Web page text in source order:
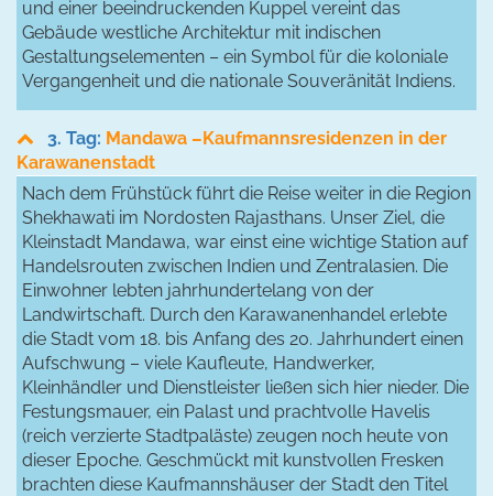
und einer beeindruckenden Kuppel vereint das
Gebäude westliche Architektur mit indischen
Gestaltungselementen – ein Symbol für die koloniale
Vergangenheit und die nationale Souveränität Indiens.
3. Tag: Mandawa –Kaufmannsresidenzen in der
Karawanenstadt
Nach dem Frühstück führt die Reise weiter in die Region
Shekhawati im Nordosten Rajasthans. Unser Ziel, die
Kleinstadt Mandawa, war einst eine wichtige Station auf
Handelsrouten zwischen Indien und Zentralasien. Die
Einwohner lebten jahrhundertelang von der
Landwirtschaft. Durch den Karawanenhandel erlebte
die Stadt vom 18. bis Anfang des 20. Jahrhundert einen
Aufschwung – viele Kaufleute, Handwerker,
Kleinhändler und Dienstleister ließen sich hier nieder. Die
Festungsmauer, ein Palast und prachtvolle Havelis
(reich verzierte Stadtpaläste) zeugen noch heute von
dieser Epoche. Geschmückt mit kunstvollen Fresken
brachten diese Kaufmannshäuser der Stadt den Titel